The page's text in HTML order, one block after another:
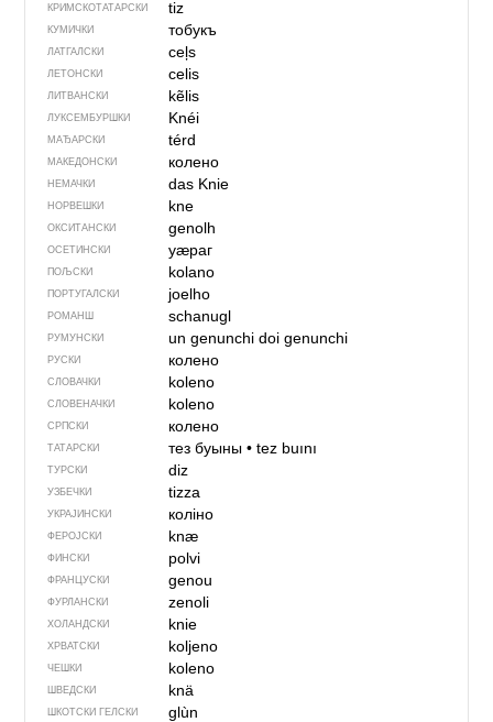
КРИМСКОТАТАРСКИ tiz
КУМИЧКИ тобукъ
ЛАТГАЛСКИ ceļs
ЛЕТОНСКИ celis
ЛИТВАНСКИ kẽlis
ЛУКСЕМБУРШКИ Knéi
МАЂАРСКИ térd
МАКЕДОНСКИ колено
НЕМАЧКИ das Knie
НОРВЕШКИ kne
ОКСИТАНСКИ genolh
ОСЕТИНСКИ уӕраг
ПОЉСКИ kolano
ПОРТУГАЛСКИ joelho
РОМАНШ schanugl
РУМУНСКИ un genunchidoi genunchi
РУСКИ колено
СЛОВАЧКИ koleno
СЛОВЕНАЧКИ koleno
СРПСКИ колено
ТАТАРСКИ тез буыны• tez buını
ТУРСКИ diz
УЗБЕЧКИ tizza
УКРАЈИНСКИ коліно
ФЕРОЈСКИ knæ
ФИНСКИ polvi
ФРАНЦУСКИ genou
ФУРЛАНСКИ zenoli
ХОЛАНДСКИ knie
ХРВАТСКИ koljeno
ЧЕШКИ koleno
ШВЕДСКИ knä
ШКОТСКИ ГЕЛСКИ glùn